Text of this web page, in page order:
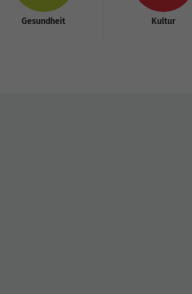
Gesundheit Kultur